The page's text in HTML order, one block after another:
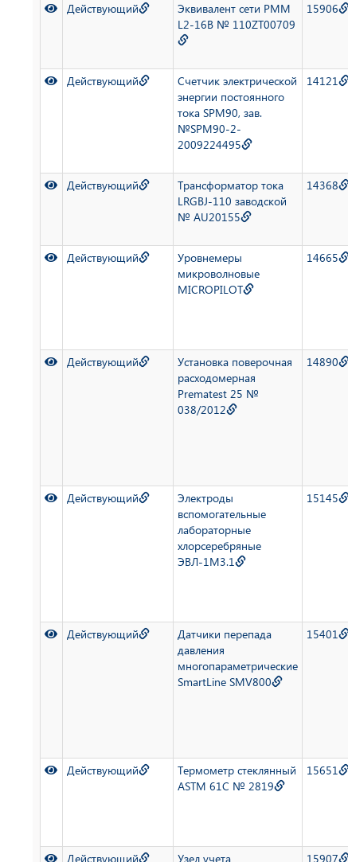
Действующий
Эквивалент сети РММ
L2-16B № 110ZT00709
15906
Действующий
Счетчик электрической
энергии постоянного
тока SPM90, зав.
№SPM90-2-
2009224495
14121
Действующий
Трансформатор тока
LRGBJ-110 заводской
№ AU20155
14368
Действующий
Уровнемеры
микроволновые
MICROPILOT
14665
Действующий
Установка поверочная
расходомерная
Prematest 25 №
038/2012
14890
Действующий
Электроды
вспомогательные
лабораторные
хлорсеребряные
ЭВЛ-1М3.1
15145
Действующий
Датчики перепада
давления
многопараметрические
SmartLine SMV800
15401
Действующий
Термометр стеклянный
ASTM 61C № 2819
15651
Действующий
Узел учета
15907